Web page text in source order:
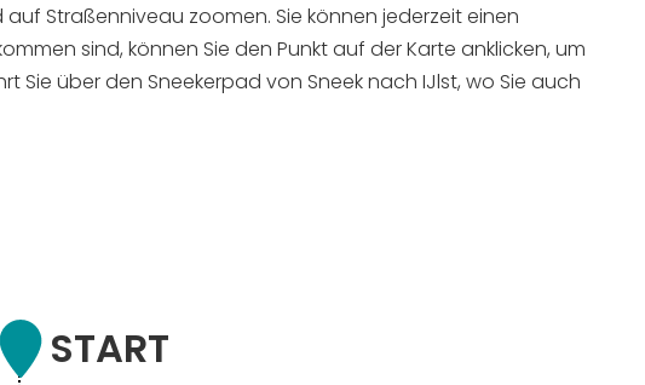
Straßenniveau zoomen. Sie können jederzeit einen
sind, können Sie den Punkt auf der Karte anklicken, um
Sie über den Sneekerpad von Sneek nach IJlst, wo Sie auch
START